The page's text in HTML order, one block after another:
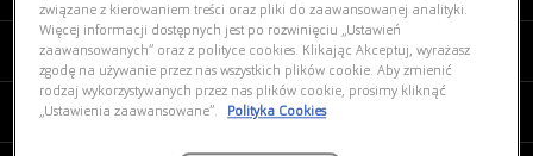
MOJE VISION EXPRESS
PRODUKTY I USŁUGI
związane z kierowaniem treści oraz pliki do zaawansowanej analityki.
Więcej informacji dostępnych jest po rozwinięciu „Ustawień
zaawansowanych” oraz z polityce cookies. Klikając Akceptuj, wyrażasz
zgodę na używanie przez nas wszystkich plików cookie. Aby zmienić
rodzaj wykorzystywanych przez nas plików cookie, prosimy kliknąć
„Ustawienia zaawansowane”.
Polityka Cookies